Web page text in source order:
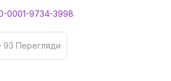
0001-9734-3998
93 Перегляди